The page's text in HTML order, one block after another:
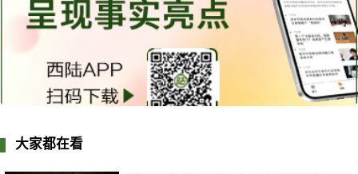
大家都在看